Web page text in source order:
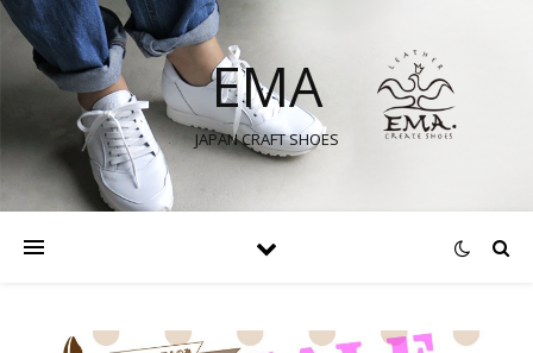
EMA
JAPAN CRAFT SHOES
で表示で表示